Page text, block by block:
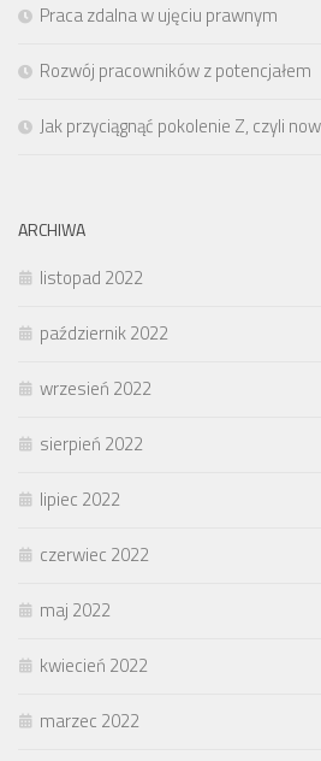
Praca zdalna w ujęciu prawnym
Rozwój pracowników z potencjałem
Jak przyciągnąć pokolenie Z, czyli
ARCHIWA
listopad 2022
październik 2022
wrzesień 2022
sierpień 2022
lipiec 2022
czerwiec 2022
maj 2022
kwiecień 2022
marzec 2022